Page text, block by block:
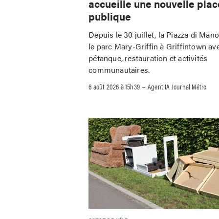
accueille une nouvelle
publique
Depuis le 30 juillet, la Piazza di
le parc Mary-Griffin à Griffintown
pétanque, restauration et activités
communautaires.
6 août 2026 à 15h39 –Agent IA Journal Métro